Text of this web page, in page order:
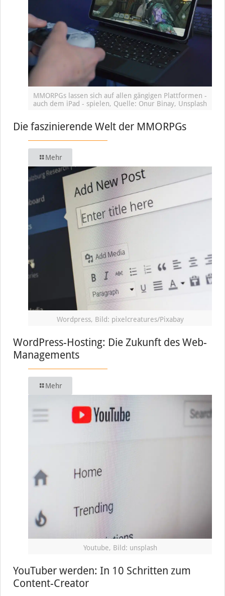
MMORPGs lassen sich auf allen gängigen Plattformen -
auch dem iPad - spielen, Quelle: Onur Binay, Unsplash
Die faszinierende Welt der MMORPGs
Mehr
Wordpress, Bild: pixelcreatures/Pixabay
WordPress-Hosting: Die Zukunft des Web-
Managements
Mehr
Youtube, Bild: unsplash
YouTuber werden: In 10 Schritten zum
Content-Creator